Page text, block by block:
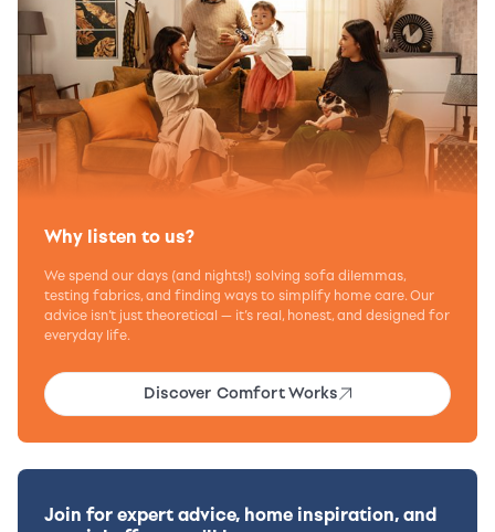
Why listen to us?
We spend our days (and nights!) solving sofa dilemmas,
testing fabrics, and finding ways to simplify home care. Our
advice isn’t just theoretical — it’s real, honest, and designed for
everyday life.
Discover Comfort Works
Join for expert advice, home inspiration, and